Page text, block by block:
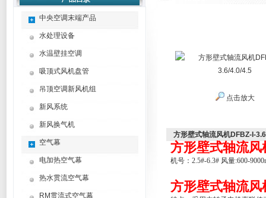
中央空调末端产品
水处理设备
水温壁挂空调
吸顶式风机盘管
吊顶空调新风机组
新风系统
新风换气机
空气幕
电加热空气幕
热水贯流空气幕
RM贯流式空气幕
点击放大
方形壁式轴流风机DFBZ-I-
方形壁式轴流风
机号：2.5#-6.3# 风量:600-
方形壁式轴流风